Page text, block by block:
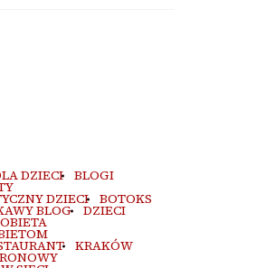
DZIECI BLOGI
DZIECI BOTOKS
BLOG DZIECI
KRAKÓW